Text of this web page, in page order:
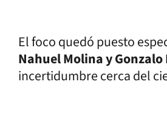
El foco quedó puesto
Nahuel Molina y
incertidumbre cerca del